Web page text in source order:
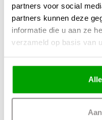
partners voor social
partners kunnen deze
informatie die u aan ze
verzameld op basis van
Max. Wattage per lichtpunt
Incl. lichtbron
Energielabel